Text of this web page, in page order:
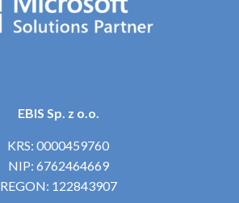
EBIS Sp. z o.o.
KRS: 0000459760
NIP: 6762464669
REGON: 122843907